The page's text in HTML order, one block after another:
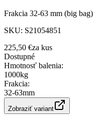
Frakcia 32-63 mm (big bag)
SKU: S21054851
225,50 €za kus
Dostupné
Hmotnosť balenia:
1000kg
Frakcia:
32-63mm
Zobraziť variant